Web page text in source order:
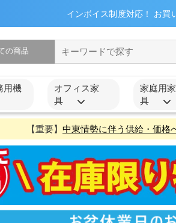
インボイス制度対応！ お買
用機
オフィス家
具
家庭用家
具
【重要】 中東情勢に伴う供給・価格